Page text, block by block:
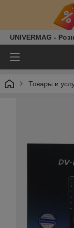
UNIVERMAG -
Товары и